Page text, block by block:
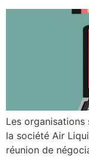
Les
la société Air
réunion de